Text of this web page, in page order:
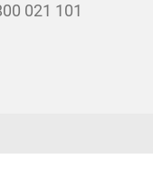
021 101